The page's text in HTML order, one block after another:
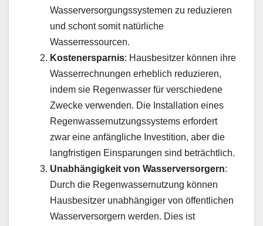
Wasserversorgungssystemen zu reduzieren
und schont somit natürliche
Wasserressourcen.
Kostenersparnis: Hausbesitzer können ihre
Wasserrechnungen erheblich reduzieren,
indem sie Regenwasser für verschiedene
Zwecke verwenden. Die Installation eines
Regenwassernutzungssystems erfordert
zwar eine anfängliche Investition, aber die
langfristigen Einsparungen sind beträchtlich.
Unabhängigkeit von Wasserversorgern:
Durch die Regenwassernutzung können
Hausbesitzer unabhängiger von öffentlichen
Wasserversorgern werden. Dies ist